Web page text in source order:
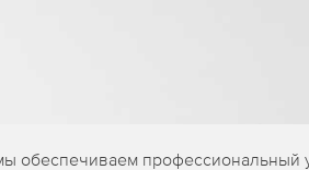
обеспечиваем